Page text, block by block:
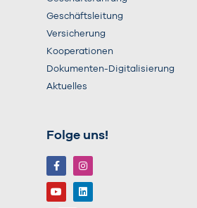
Geschäftsleitung
Versicherung
Kooperationen
Dokumenten-Digitalisierung
Aktuelles
Folge uns!